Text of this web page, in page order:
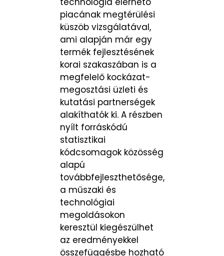
piacának megtérülési
küszöb vizsgálatával,
ami alapján már egy
termék fejlesztésének
korai szakaszában is a
megfelelő kockázat-
megosztási üzleti és
kutatási partnerségek
alakíthatók ki. A részben
nyílt forráskódú
statisztikai
kódcsomagok közösség
alapú
továbbfejleszthetősége,
a műszaki és
technológiai
megoldásokon
keresztül kiegészülhet
az eredményekkel
összefüggésbe hozható